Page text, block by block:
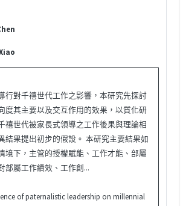
行對千禧世代工作之影響，本研究先探討
度其主要以及交互作用的效果，以質化研
禧世代被家長式領導之工作後果與理論相
結果提出初步的假設。 本研究主要結果如
境下，主管的授權賦能、工作才能、部屬
部屬工作績效、工作創...
of paternalistic leadership on millennial